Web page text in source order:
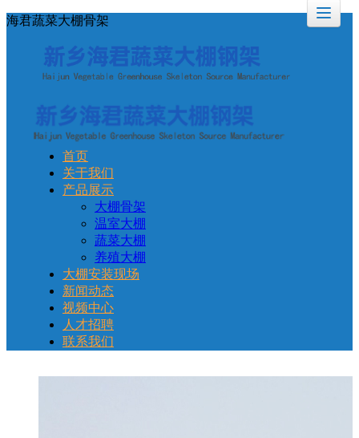
海君蔬菜大棚骨架
首页
关于我们
产品展示
大棚骨架
温室大棚
蔬菜大棚
养殖大棚
大棚安装现场
新闻动态
视频中心
人才招聘
联系我们